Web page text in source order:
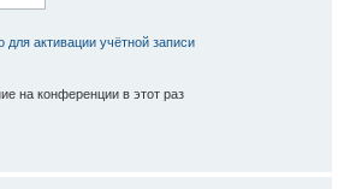
активации учётной записи
на конференции в этот раз